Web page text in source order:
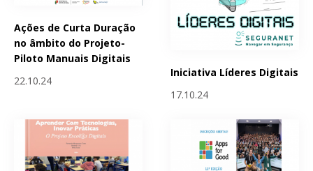
Ações de Curta Duração
no âmbito do Projeto-
Piloto Manuais Digitais
22.10.24
Iniciativa Líderes Digitais
17.10.24